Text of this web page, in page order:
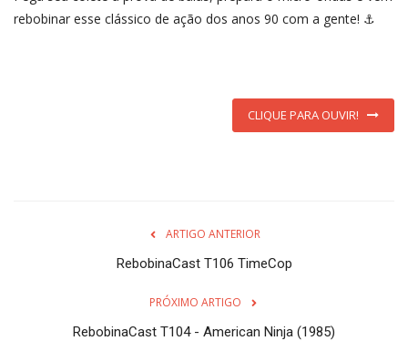
rebobinar esse clássico de ação dos anos 90 com a gente! ⚓
CLIQUE PARA OUVIR!
ARTIGO ANTERIOR
RebobinaCast T106 TimeCop
PRÓXIMO ARTIGO
RebobinaCast T104 - American Ninja (1985)